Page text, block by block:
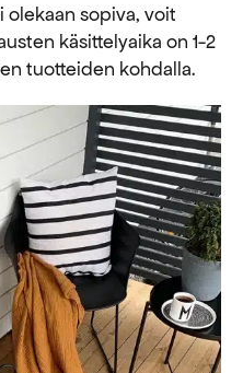
olekaan sopiva, voit
käsittelyaika on 1-2
tuotteiden kohdalla.